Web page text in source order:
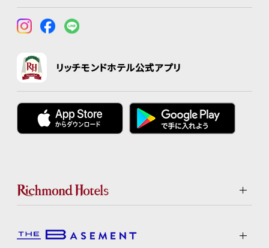
リッチモンドホテル公式アプリ